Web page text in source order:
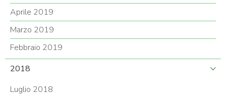
Aprile 2019
Marzo 2019
Febbraio 2019
2018
Luglio 2018